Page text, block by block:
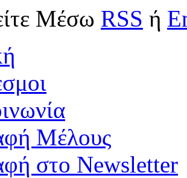
Μέσω RSS ή
Μέλους
στο Newsletter